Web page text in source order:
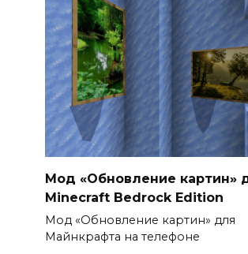
Мод «Обновление картин»
Minecraft Bedrock Edition
Мод «Обновление картин» для
Майнкрафта на телефоне